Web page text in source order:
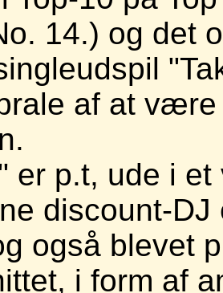
14.) og det
af at
er p.t, ude i
discount-DJ
også blevet
i form af